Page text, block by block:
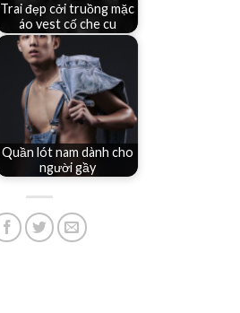
Trai đẹp cởi truồng mặc
áo vest cố che cu
Quần lót nam dành cho
người gầy